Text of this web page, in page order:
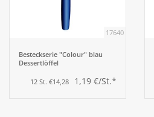
17640
Besteckserie "Colour" blau
Dessertlöffel
12 St. €14,28 1,19 €/St.*